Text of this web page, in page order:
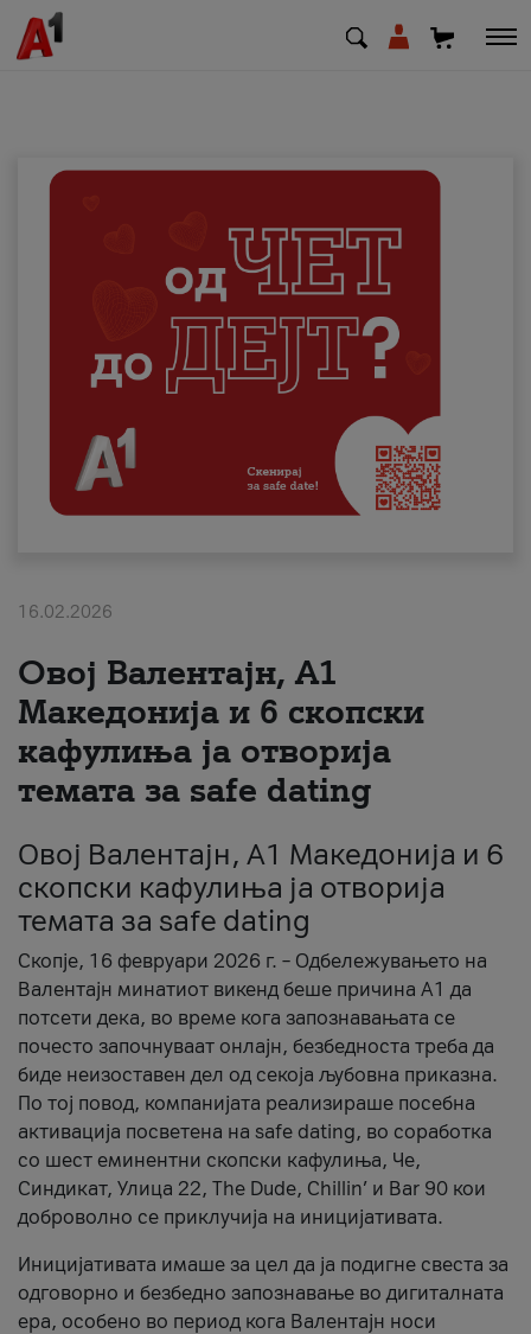
Деловни
Поддршка
Надополни кредит
Плати сметка
#ПодобарОнлајн
16.02.2026
Овој Валентајн, A1
Македонија и 6 скопски
кафулиња ја отворија
темата за safe dating
Овој Валентајн, A1 Македонија и 6
скопски кафулиња ја отворија
темата за safe dating
Скопје, 16 февруари 2026 г. – Одбележувањето на
Валентајн минатиот викенд беше причина А1 да
потсети дека, во време кога запознавањата се
почесто започнуваат онлајн, безбедноста треба да
биде неизоставен дел од секоја љубовна приказна.
По тој повод, компанијата реализираше посебна
активација посветена на safe dating, во соработка
со шест еминентни скопски кафулиња, Че,
Синдикат, Улица 22, The Dude, Chillin’ и Bar 90 кои
доброволно се приклучија на иницијативата.
Иницијативата имаше за цел да ја подигне свеста за
одговорно и безбедно запознавање во дигиталната
ера, особено во период кога Валентајн носи